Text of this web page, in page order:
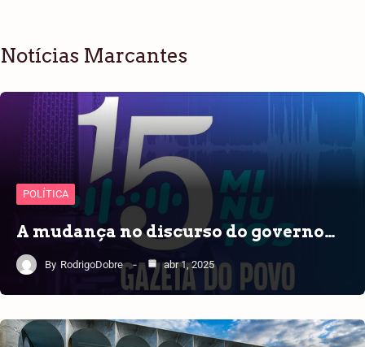
Notícias Marcantes
POLÍTICA
A mudança no discurso do governo…
By RodrigoDobre abr 1, 2025